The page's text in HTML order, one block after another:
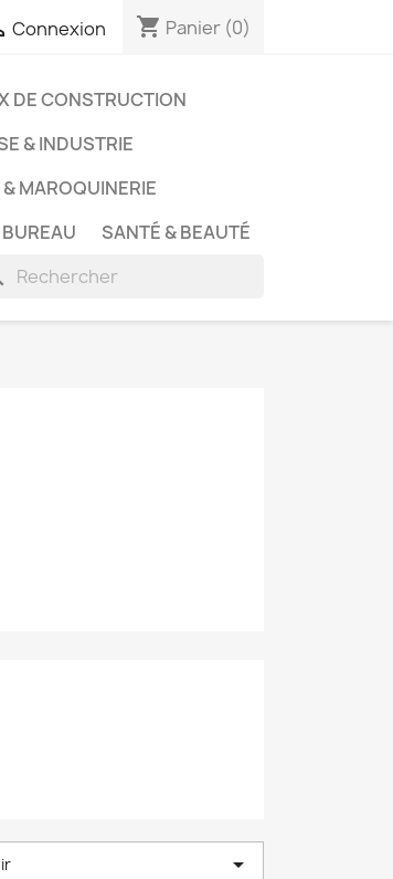
Connexion shopping_cart Panier (0)
DE CONSTRUCTION
& INDUSTRIE
MAROQUINERIE
SANTÉ & BEAUTÉ
